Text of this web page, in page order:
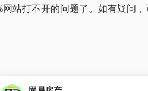
站打不开的问题了。如有疑问，